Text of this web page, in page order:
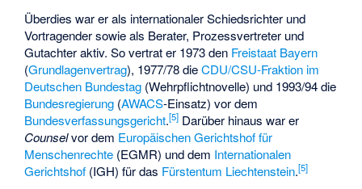
Überdies war er als internationaler Schiedsrichter und
Vortragender sowie als Berater, Prozessvertreter und
Gutachter aktiv. So vertrat er 1973 den Freistaat Bayern
(Grundlagenvertrag), 1977/78 dieCDU/CSU-Fraktion im
Deutschen Bundestag (Wehrpflichtnovelle) und 1993/94 die
Bundesregierung (AWACS-Einsatz) vor dem
Bundesverfassungsgericht.[5] Darüber hinaus war er
Counselvor dem Europäischen Gerichtshof für
Menschenrechte (EGMR) und dem Internationalen
Gerichtshof (IGH) für das Fürstentum Liechtenstein.[5]